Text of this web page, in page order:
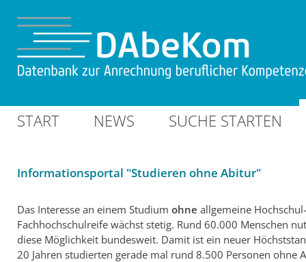
START NEWS SUCHE STARTEN
Informationsportal "Studieren ohne Abitur"
Das Interesse an einem Studium ohne allgemeine
Fachhochschulreife wächst stetig. Rund 60.000 Menschen
diese Möglichkeit bundesweit. Damit ist ein neuer
20 Jahren studierten gerade mal rund 8.500 Personen ohne